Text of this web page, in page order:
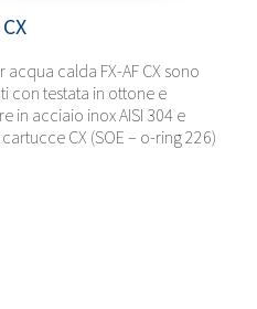
acqua calda FX-AF CX sono
con testata in ottone e
in acciaio inox AISI 304 e
CX (SOE – o-ring 226)